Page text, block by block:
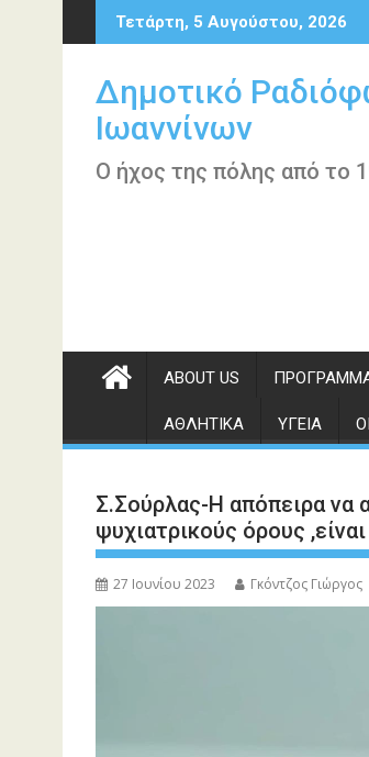
Περάστε
στο
Τετάρτη, 5 Αυγούστου, 2026
Δημοτικό
Ιωαννίνων
Ο ήχος της πόλης από το
ABOUT US
ΑΘΛΗΤΙΚΆ ΥΓΕΊΑ
Σ.Σούρλας-Η απόπειρα
ψυχιατρικούς όρους
27 Ιουνίου 2023 Γκόντζος Γιώργος